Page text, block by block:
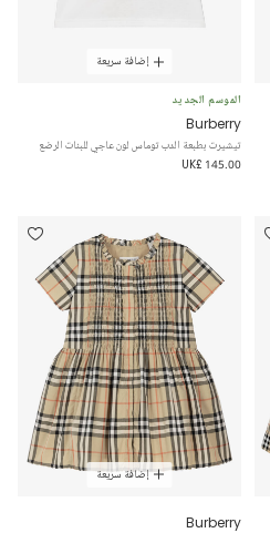
إضافة سريعة
الموسم الجديد
Burberry
تيشيرت بطبعة الدب توماس لون عاجي للبنات الرضع
UK£ 145.00
إضافة سريعة
Burberry